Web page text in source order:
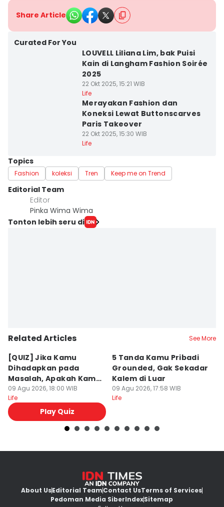
Share Article
Curated For You
LOUVELL Liliana Lim, bak Puisi
Kain di Langham Fashion Soirée
2025
22 Okt 2025, 15:21 WIB
Life
Merayakan Fashion dan
Koneksi Lewat Buttonscarves
Paris Takeover
22 Okt 2025, 15:30 WIB
Life
Topics
Fashion koleksi Tren Keep me on Trend
Editorial Team
Editor
Pinka Wima Wima
Tonton lebih seru di
Related Articles See More
[QUIZ] Jika Kamu
Dihadapkan pada
Masalah, Apakah Kamu
Mudah Marah atau
Penyabar?
09 Agu 2026, 18:00 WIB
Life
Play Quiz
5 Tanda Kamu Pribadi
Grounded, Gak Sekadar
Kalem di Luar
09 Agu 2026, 17:58 WIB
Life
About UsEditorial TeamContact UsTerms of Services
Pedoman Media SiberIndexSitemap